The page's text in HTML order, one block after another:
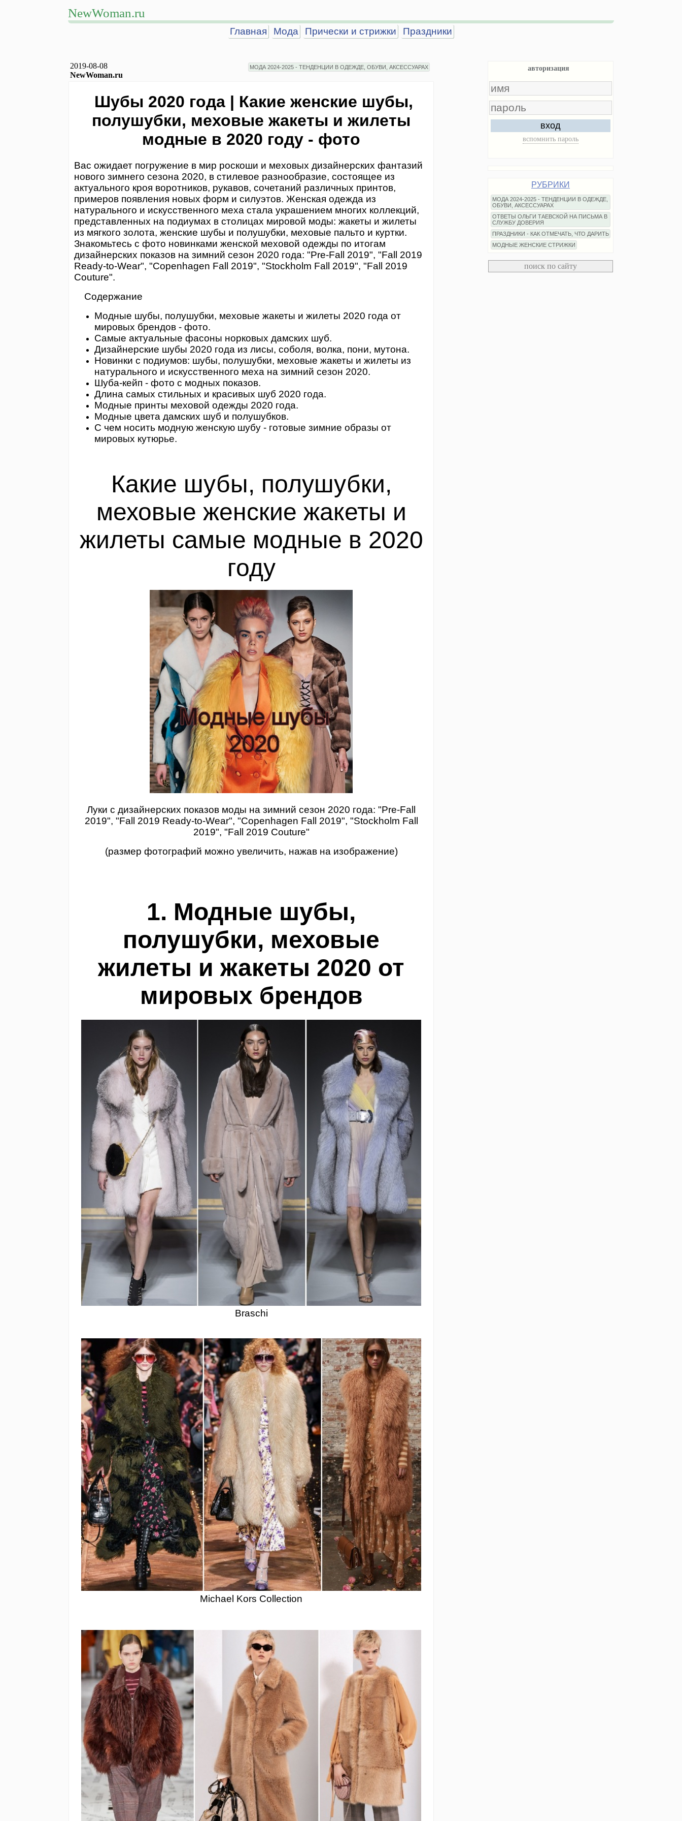
NewWoman.ru
Главная Мода Прически и стрижки Праздники
2019-08-08
NewWoman.ru
МОДА 2024-2025 - ТЕНДЕНЦИИ В ОДЕЖДЕ, ОБУВИ, АКСЕССУАРАХ
Шубы 2020 года | Какие женские шубы,
полушубки, меховые жакеты и жилеты
модные в 2020 году - фото
Вас ожидает погружение в мир роскоши и меховых дизайнерских фантазий
нового зимнего сезона 2020, в стилевое разнообразие, состоящее из
актуального кроя воротников, рукавов, сочетаний различных принтов,
примеров появления новых форм и силуэтов. Женская одежда из
натурального и искусственного меха стала украшением многих коллекций,
представленных на подиумах в столицах мировой моды: жакеты и жилеты
из мягкого золота, женские шубы и полушубки, меховые пальто и куртки.
Знакомьтесь с фото новинками женской меховой одежды по итогам
дизайнерских показов на зимний сезон 2020 года: "Pre-Fall 2019", "Fall 2019
Ready-to-Wear", "Copenhagen Fall 2019", "Stockholm Fall 2019", "Fall 2019
Couture".
Содержание
Модные шубы, полушубки, меховые жакеты и жилеты 2020 года от
мировых брендов - фото.
Самые актуальные фасоны норковых дамских шуб.
Дизайнерские шубы 2020 года из лисы, соболя, волка, пони, мутона.
Новинки с подиумов: шубы, полушубки, меховые жакеты и жилеты из
натурального и искусственного меха на зимний сезон 2020.
Шуба-кейп - фото с модных показов.
Длина самых стильных и красивых шуб 2020 года.
Модные принты меховой одежды 2020 года.
Модные цвета дамских шуб и полушубков.
С чем носить модную женскую шубу - готовые зимние образы от
мировых кутюрье.
Какие шубы, полушубки,
меховые женские жакеты и
жилеты самые модные в 2020
году
Луки с дизайнерских показов моды на зимний сезон 2020 года: "Pre-Fall
2019", "Fall 2019 Ready-to-Wear", "Copenhagen Fall 2019", "Stockholm Fall
2019", "Fall 2019 Couture"
(размер фотографий можно увеличить, нажав на изображение)
1. Модные шубы,
полушубки, меховые
жилеты и жакеты 2020 от
мировых брендов
Braschi
Michael Kors Collection
авторизация
вход
вспомнить пароль
РУБРИКИ
МОДА 2024-2025 - ТЕНДЕНЦИИ В ОДЕЖДЕ,
ОБУВИ, АКСЕССУАРАХ
ОТВЕТЫ ОЛЬГИ ТАЕВСКОЙ НА ПИСЬМА В
СЛУЖБУ ДОВЕРИЯ
ПРАЗДНИКИ - КАК ОТМЕЧАТЬ, ЧТО ДАРИТЬ
МОДНЫЕ ЖЕНСКИЕ СТРИЖКИ